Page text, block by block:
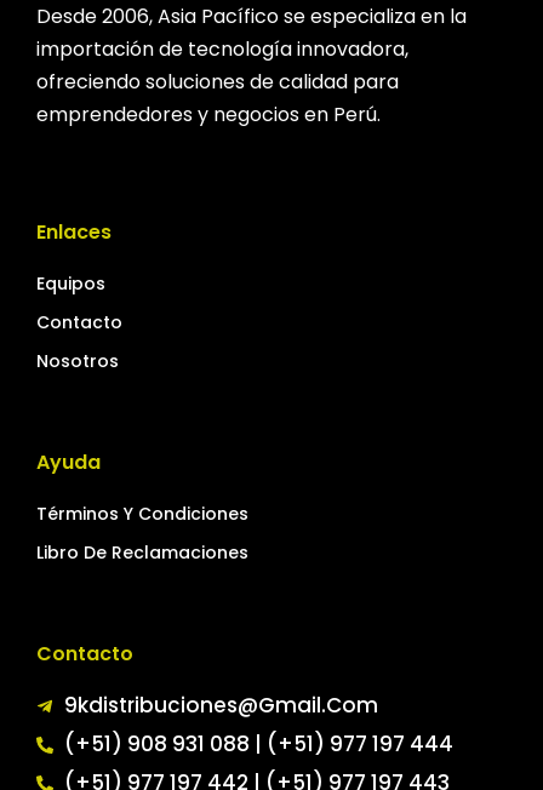
Desde 2006, Asia Pacífico se especializa en la
importación de tecnología innovadora,
ofreciendo soluciones de calidad para
emprendedores y negocios en Perú.
Enlaces
Equipos
Contacto
Nosotros
Ayuda
Términos Y Condiciones
Libro De Reclamaciones
Contacto
9kdistribuciones@gmail.com
(+51) 908 931 088 | (+51) 977 197 444
(+51) 977 197 442 | (+51) 977 197 443